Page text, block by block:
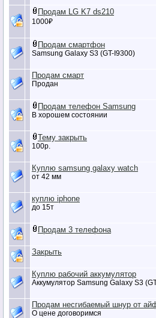
Продам LG K7 ds210
1000₽
Продам смартфон
Samsung Galaxy S3 (GT-I9300)
Продам смарт
Продан
Продам телефон Samsung
В хорошем состоянии
Тему закрыть
100р.
Куплю samsung galaxy watch
от 42 мм
куплю iphone
до 15т
Продам 3 телефона
Закрыть
Куплю рабочий аккумулятор
Аккумулятор Samsung Galaxy S3
Продам несгибаемый шнур от
О цене договоримся